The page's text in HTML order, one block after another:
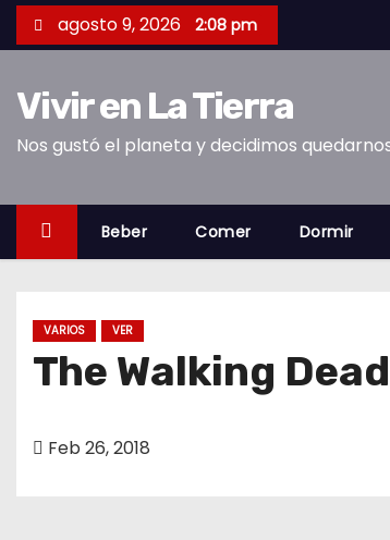
a
c
agosto 9, 2026 2:08 pm
Vivir en La Tierra
Nos gustó el planeta y decidimos
Beber Comer Dormir
VARIOS VER
The Walking
Feb 26, 2018